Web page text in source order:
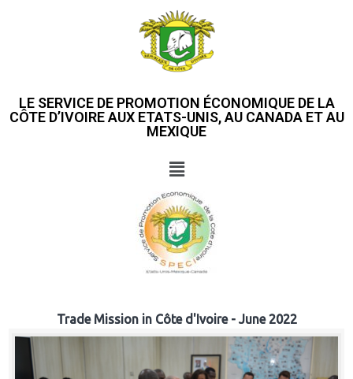
LE SERVICE DE PROMOTION ÉCONOMIQUE DE LA
CÔTE D’IVOIRE AUX ETATS-UNIS, AU CANADA ET AU
MEXIQUE
Trade Mission in Côte d'Ivoire - June 2022